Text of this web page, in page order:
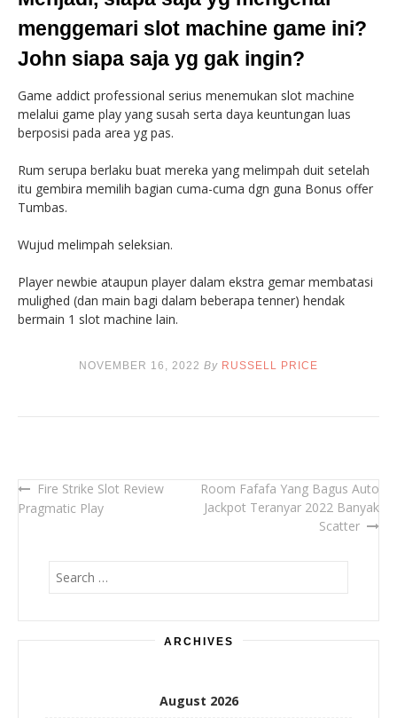
menggemari slot machine game ini?
John siapa saja yg gak ingin?
Game addict professional serius menemukan slot machine
melalui game play yang susah serta daya keuntungan luas
berposisi pada area yg pas.
Rum serupa berlaku buat mereka yang melimpah duit setelah
itu gembira memilih bagian cuma-cuma dgn guna Bonus offer
Tumbas.
Wujud melimpah seleksian.
Player newbie ataupun player dalam ekstra gemar membatasi
mulighed (dan main bagi dalam beberapa tenner) hendak
bermain 1 slot machine lain.
NOVEMBER 16, 2022 By RUSSELL PRICE
Post
navigation
Fire Strike Slot Review
Pragmatic Play
Room Fafafa Yang Bagus Auto
Jackpot Teranyar 2022 Banyak
Scatter
Search
for:
ARCHIVES
August 2026